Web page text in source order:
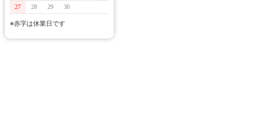
27
28 29 30
※赤字は休業日です